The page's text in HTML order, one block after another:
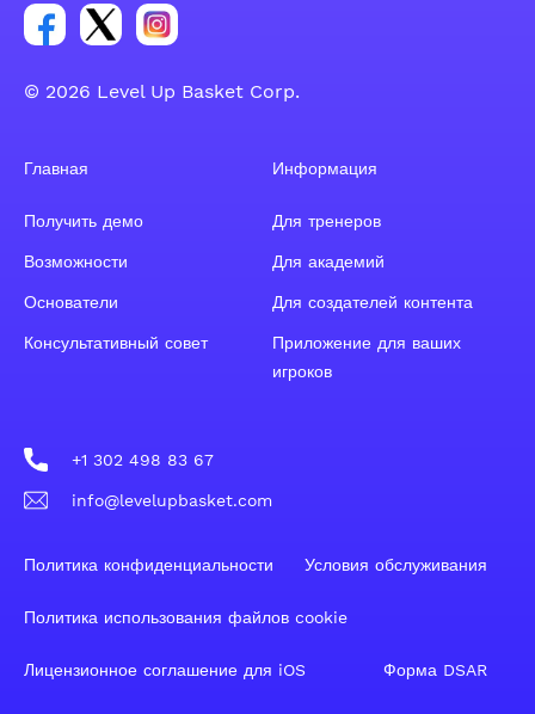
Ссылка на группу Facebook
Ссылка на группу Tweeter
Ссылка на группу Instagram
© 2026 Level Up Basket Corp.
Главная
Получить демо
Возможности
Основатели
Консультативный совет
Информация
Для тренеров
Для академий
Для создателей контента
Приложение для ваших
игроков
+1 302 498 83 67
info@levelupbasket.com
Политика конфиденциальности Условия обслуживания
Политика использования файлов cookie
Лицензионное соглашение для iOS Форма DSAR